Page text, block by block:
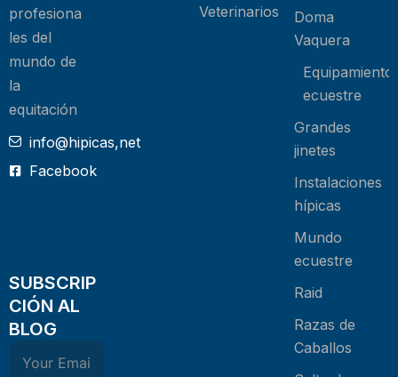
profesiona
les del
mundo de
la
equitación
info@hipicas,net
Facebook
SUBSCRIP
CIÓN AL
BLOG
Veterinarios
Doma
Vaquera
Equipamiento
ecuestre
Grandes
jinetes
Instalaciones
hípicas
Mundo
ecuestre
Raid
Razas de
Caballos